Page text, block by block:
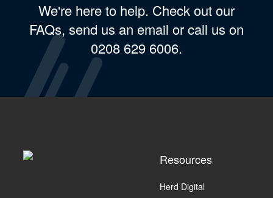
We're here to help. Check out our
FAQs, send us an email or call us on
0208 629 6006.
Resources
Herd Digital